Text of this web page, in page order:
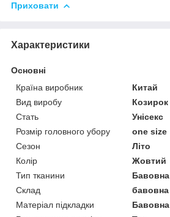
Приховати
Характеристики
Основні
Країна виробник
Китай
Вид виробу
Козирок
Стать
Унісекс
Розмір головного убору
one size
Сезон
Літо
Колір
Жовтий
Тип тканини
Бавовна
Склад
бавовна
Матеріал підкладки
Бавовна